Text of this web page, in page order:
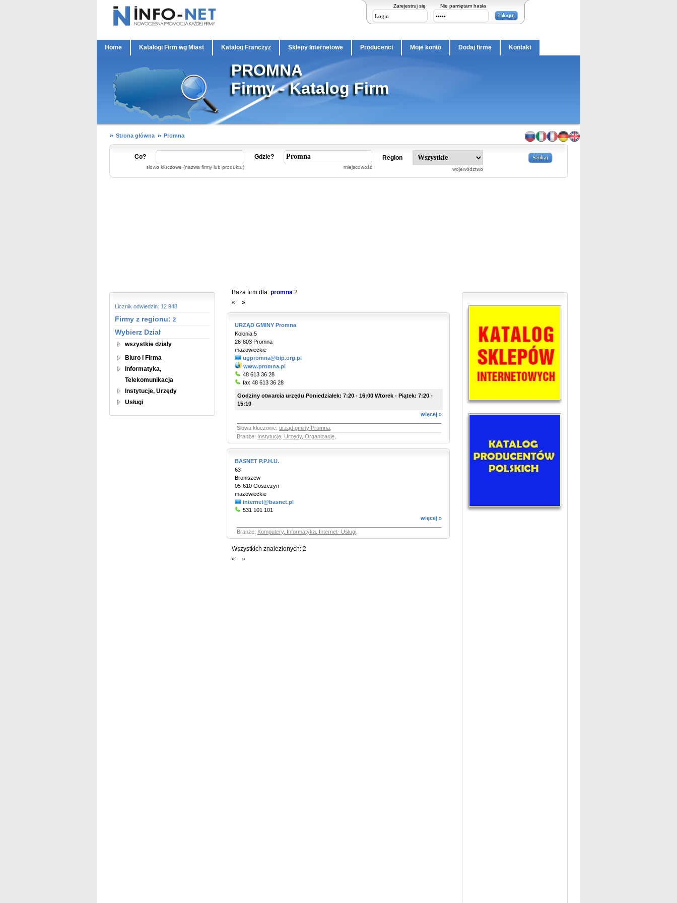
Zarejestruj się Nie pamiętam hasła
Home Katalogi Firm wg Miast Katalog Franczyz Sklepy Internetowe Producenci Moje konto Dodaj firmę Kontakt
PROMNA
Firmy - Katalog Firm
Strona główna Promna
Co?
słowo kluczowe (nazwa firmy lub produktu)
Gdzie?
miejscowość
Region
województwo
Licznik odwiedzin: 12 948
Firmy z regionu: 2
Wybierz Dział
wszystkie działy
Biuro i Firma
Informatyka,
Telekomunikacja
Instytucje, Urzędy
Usługi
Baza firm dla: promna 2
«
»
URZĄD GMINY Promna
Kolonia 5
26-803 Promna
mazowieckie
ugpromna@bip.org.pl
www.promna.pl
48 613 36 28
fax 48 613 36 28
Godziny otwarcia urzędu Poniedziałek: 7:20 - 16:00 Wtorek - Piątek: 7:20 -
15:10
więcej »
Słowa kluczowe: urząd gminy Promna
Branże: Instytucje, Urzędy, Organizacje
BASNET P.P.H.U.
63
Broniszew
05-610 Goszczyn
mazowieckie
internet@basnet.pl
531 101 101
więcej »
Branże: Komputery, Informatyka, Internet- Usługi
Wszystkich znalezionych: 2
«
»